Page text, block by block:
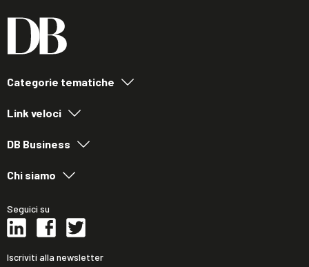
Categorie tematiche
Link veloci
DB Business
Chi siamo
Seguici su
Iscriviti alla newsletter